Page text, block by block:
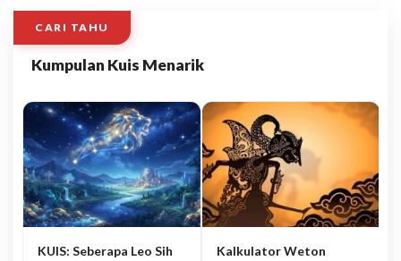
CARI TAHU
Kumpulan Kuis Menarik
KUIS: Seberapa Leo Sih
Kalkulator Weton